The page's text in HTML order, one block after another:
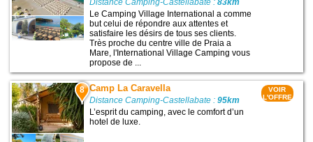
Distance Camping-Castellabate :83km
Le Camping Village International a comme
but celui de répondre aux attentes et
satisfaire les désirs de tous ses clients.
Très proche du centre ville de Praia a
Mare, l'International Village Camping vous
propose de ...
8 Camp La Caravella
Distance Camping-Castellabate :95km
L’esprit du camping, avec le comfort d’un
hotel de luxe.
VOIR
L'OFFRE